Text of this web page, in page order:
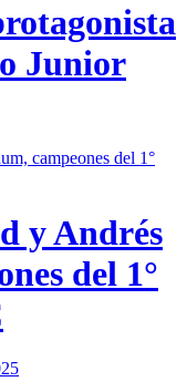
Junior
y Andrés
del 1°